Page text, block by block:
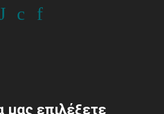
μας επιλέξετε